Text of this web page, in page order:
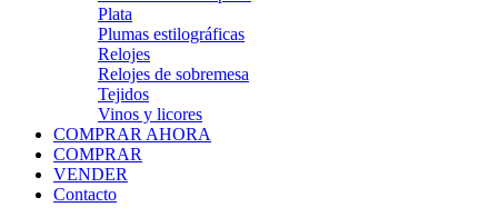
Plata
Plumas estilográficas
Relojes
Relojes de sobremesa
Tejidos
Vinos y licores
COMPRAR AHORA
COMPRAR
VENDER
Contacto